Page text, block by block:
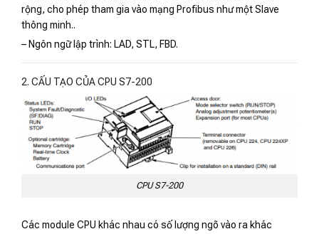
rộng, cho phép tham gia vào mạng Profibus như một Slave
thông minh..
– Ngôn ngữ lập trình: LAD, STL, FBD.
2. CẤU TẠO CỦA CPU S7-200
CPU S7-200
Các module CPU khác nhau có số lượng ngõ vào ra khác